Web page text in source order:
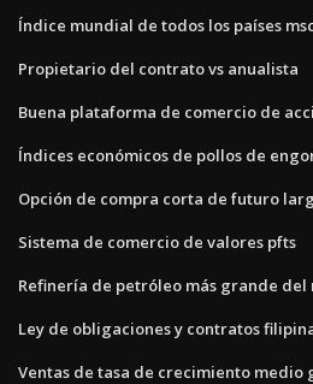
Índice mundial de todos los países
Propietario del contrato vs anualista
Buena plataforma de comercio de
Índices económicos de pollos de
Opción de compra corta de futuro
Sistema de comercio de valores pfts
Refinería de petróleo más grande del
Ley de obligaciones y contratos
Ventas de tasa de crecimiento medio